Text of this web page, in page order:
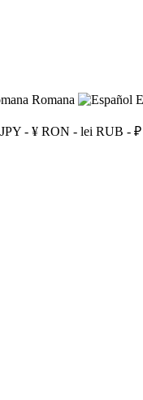
Romana
JPY - ¥ RON - lei RUB - ₽